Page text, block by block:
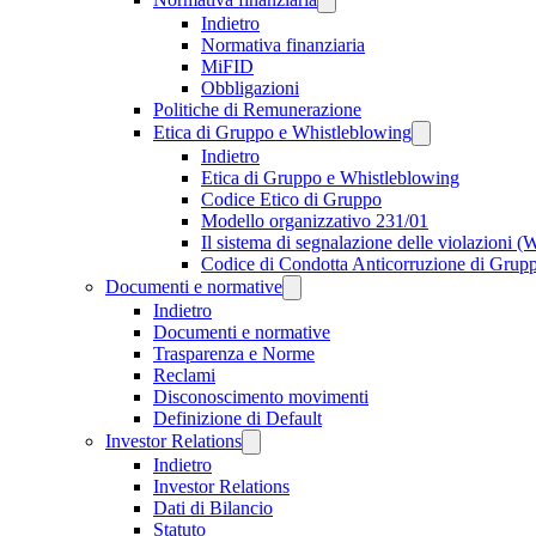
Indietro
Normativa finanziaria
MiFID
Obbligazioni
Politiche di Remunerazione
Etica di Gruppo e Whistleblowing
Indietro
Etica di Gruppo e Whistleblowing
Codice Etico di Gruppo
Modello organizzativo 231/01
Il sistema di segnalazione delle violazioni
Codice di Condotta Anticorruzione di
Documenti e normative
Indietro
Documenti e normative
Trasparenza e Norme
Reclami
Disconoscimento movimenti
Definizione di Default
Investor Relations
Indietro
Investor Relations
Dati di Bilancio
Statuto